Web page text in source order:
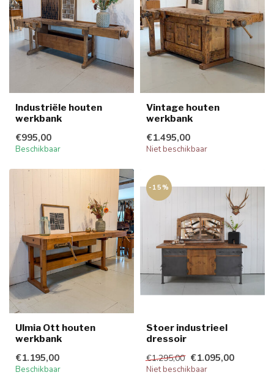
Industriële houten
werkbank
€995,00
Beschikbaar
Vintage houten
werkbank
€1.495,00
Niet beschikbaar
Ulmia Ott houten
werkbank
€1.195,00
Beschikbaar
-15%
Stoer industrieel
dressoir
€1.295,00 €1.095,00
Niet beschikbaar